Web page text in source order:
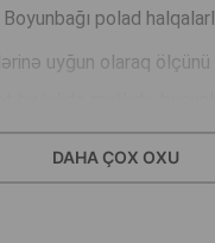
polad
uyğun olaraq
üçün.
DAHA ÇOX OXU